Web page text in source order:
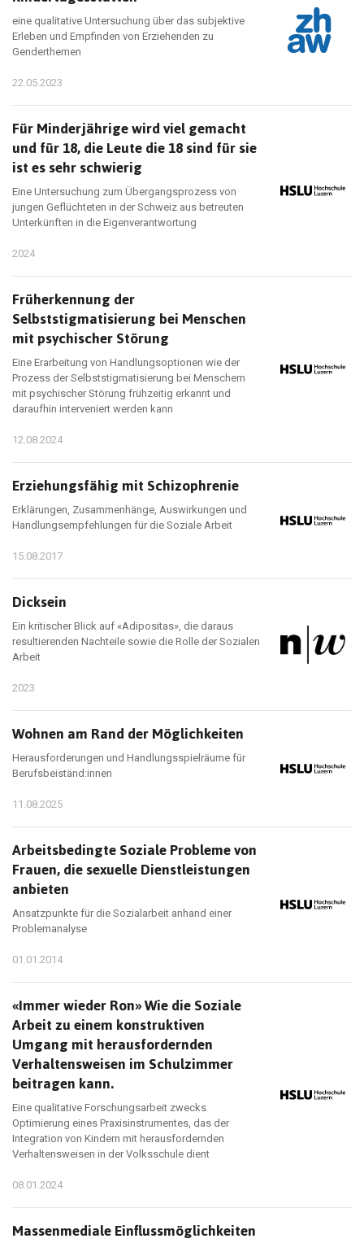
eine qualitative Untersuchung über das subjektive
Erleben und Empfinden von Erziehenden zu
Genderthemen
22.05.2023
Für Minderjährige wird viel gemacht
und für 18, die Leute die 18 sind für sie
ist es sehr schwierig
Eine Untersuchung zum Übergangsprozess von
jungen Geflüchteten in der Schweiz aus betreuten
Unterkünften in die Eigenverantwortung
2024
Früherkennung der
Selbststigmatisierung bei Menschen
mit psychischer Störung
Eine Erarbeitung von Handlungsoptionen wie der
Prozess der Selbststigmatisierung bei Menschem
mit psychischer Störung frühzeitig erkannt und
daraufhin interveniert werden kann
12.08.2024
Erziehungsfähig mit Schizophrenie
Erklärungen, Zusammenhänge, Auswirkungen und
Handlungsempfehlungen für die Soziale Arbeit
15.08.2017
Dicksein
Ein kritischer Blick auf «Adipositas», die daraus
resultierenden Nachteile sowie die Rolle der Sozialen
Arbeit
2023
Wohnen am Rand der Möglichkeiten
Herausforderungen und Handlungsspielräume für
Berufsbeiständ:innen
11.08.2025
Arbeitsbedingte Soziale Probleme von
Frauen, die sexuelle Dienstleistungen
anbieten
Ansatzpunkte für die Sozialarbeit anhand einer
Problemanalyse
01.01.2014
«Immer wieder Ron» Wie die Soziale
Arbeit zu einem konstruktiven
Umgang mit herausfordernden
Verhaltensweisen im Schulzimmer
beitragen kann.
Eine qualitative Forschungsarbeit zwecks
Optimierung eines Praxisinstrumentes, das der
Integration von Kindern mit herausfordernden
Verhaltensweisen in der Volksschule dient
08.01.2024
Massenmediale Einflussmöglichkeiten